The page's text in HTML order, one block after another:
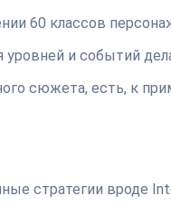
60 классов
уровней и событий
сюжета, есть, к
стратегии вроде